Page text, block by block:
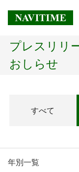
トップページ
経営理念
プレスリリ
おしらせ
すべて
年別一覧